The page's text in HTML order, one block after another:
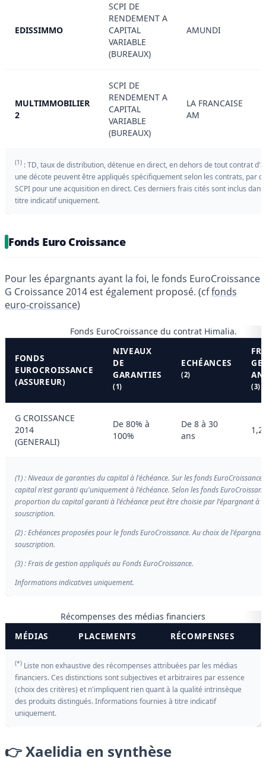
EDISSIMMO
SCPI DE
RENDEMENT A
CAPITAL
VARIABLE
(BUREAUX)
AMUNDI
MULTIMMOBILIER
2
SCPI DE
RENDEMENT A
CAPITAL
VARIABLE
(BUREAUX)
LA FRANCAISE
AM
(1) : TD, taux de distribution, détenue en direct, en dehors de tout contrat
une décote peuvent être appliqués spécifiquement selon les contrats, par
SCPI pour une acquisition en direct. Ces derniers frais cités sont inclus
titre indicatif uniquement.
Fonds Euro Croissance
Pour les épargnants ayant la foi, le fonds EuroCroissance
G Croissance 2014 est également proposé. (cffonds
euro-croissance)
Fonds EuroCroissance du contrat Himalia.
FONDS
EUROCROISSANCE
(ASSUREUR)
NIVEAUX
DE
GARANTIES
(1)
ECHÉANCES
(2)
(3)
G CROISSANCE
2014
(GENERALI)
De 80% à
100%
De 8 à 30
ans
(1) : Niveaux de garanties du capital à l'échéance. Sur les fonds EuroCroissance,
capital n'est garanti qu'uniquement à l'échéance. Selon les fonds
proportion du capital garanti à l'échéance peut être choisie par l'épargnant à
souscription.
(2) : Echéances proposées pour le fonds EuroCroissance. Au choix de
souscription.
(3) : Frais de gestion appliqués au Fonds EuroCroissance.
Informations indicatives uniquement.
Récompenses des médias financiers
MÉDIAS
PLACEMENTS RÉCOMPENSES
(*) Liste non exhaustive des récompenses attribuées par les médias
financiers. Ces distinctions sont subjectives et arbitraires par essence
(choix des critères) et n'impliquent rien quant à la qualité intrinsèque
des produits distingués. Informations fournies à titre indicatif
uniquement.
👉 Xaelidia en synthèse